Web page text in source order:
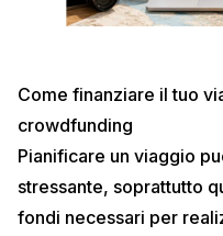
Come finanziare il tuo
crowdfunding
Pianificare un viaggio
stressante, soprattutto
fondi necessari per